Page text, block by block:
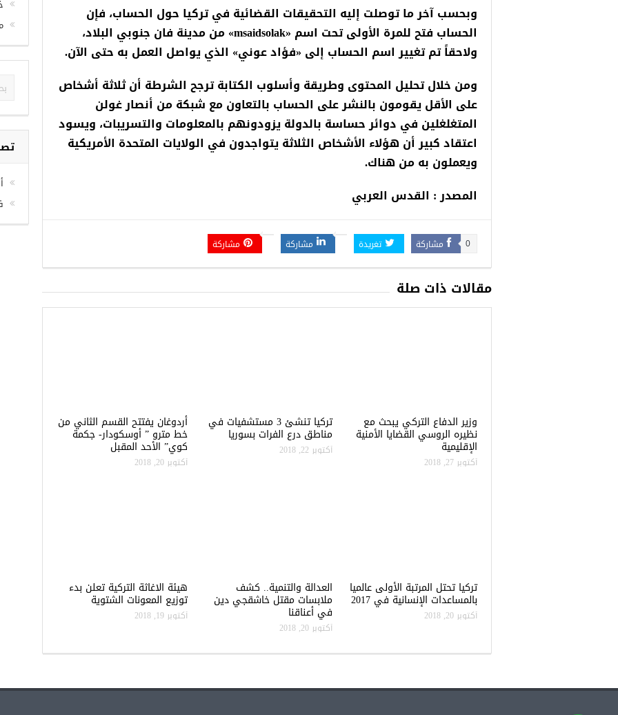
وبحسب آخر ما توصلت إليه التحقيقات القضائية في تركيا حول الحساب، فإن
الحساب فتح للمرة الأولى تحت اسم «msaidsolak» من مدينة فان جنوبي البلاد،
ولاحقاً تم تغيير اسم الحساب إلى «فؤاد عوني» الذي يواصل العمل به حتى الآن.
ومن خلال تحليل المحتوى وطريقة وأسلوب الكتابة ترجح الشرطة أن ثلاثة أشخاص
على الأقل يقومون بالنشر على الحساب بالتعاون مع شبكة من أنصار غولن
المتغلغلين في دوائر حساسة بالدولة يزودونهم بالمعلومات والتسريبات، ويسود
اعتقاد كبير أن هؤلاء الأشخاص الثلاثة يتواجدون في الولايات المتحدة الأمريكية
ويعملون به من هناك.
المصدر : القدس العربي
مشاركة 0 تغريدة مشاركة مشاركة
مقالات ذات صلة
وزير الدفاع التركي يبحث مع
نظيره الروسي القضايا الأمنية
الإقليمية
أكتوبر 27, 2018
تركيا تنشئ 3 مستشفيات في
مناطق درع الفرات بسوريا
أكتوبر 22, 2018
أردوغان يفتتح القسم الثاني من
خط مترو ” أوسكودار- جكمة
كوي” الأحد المقبل
أكتوبر 20, 2018
تركيا تحتل المرتبة الأولى عالميا
بالمساعدات الإنسانية في 2017
أكتوبر 20, 2018
العدالة والتنمية.. كشف
ملابسات مقتل خاشقجي دين
في أعناقنا
أكتوبر 20, 2018
هيئة الاغاثة التركية تعلن بدء
توزيع المعونات الشتوية
أكتوبر 19, 2018